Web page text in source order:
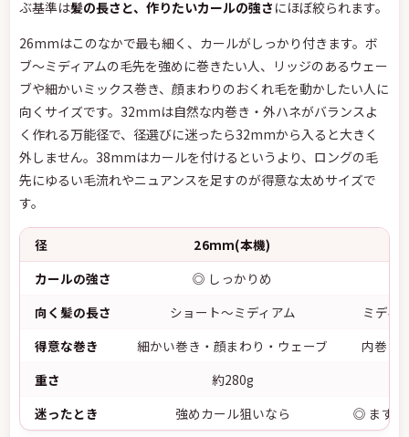
ぶ基準は髪の長さと、作りたいカールの強さ にほぼ絞られます。
26mmはこのなかで最も細く、カールがしっかり付きます。ボ
ブ〜ミディアムの毛先を強めに巻きたい人、リッジのあるウェー
ブや細かいミックス巻き、顔まわりのおくれ毛を動かしたい人に
向くサイズです。32mmは自然な内巻き・外ハネがバランスよ
く作れる万能径で、径選びに迷ったら32mmから入ると大きく
外しません。38mmはカールを付けるというより、ロングの毛
先にゆるい毛流れやニュアンスを足すのが得意な太めサイズで
す。
径 26mm(本機)
カールの強さ
◎ しっかりめ
向く髪の長さ
ショート〜ミディアム
ミディ
得意な巻き
細かい巻き・顔まわり・ウェーブ
内巻き
重さ
約280g
迷ったとき
強めカール狙いなら ◎ まず基